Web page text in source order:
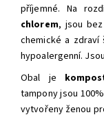
příjemné. Na
chlorem, jsou
chemické a
hypoalergenní.
Obal je
tampony jsou
vytvořeny ženou